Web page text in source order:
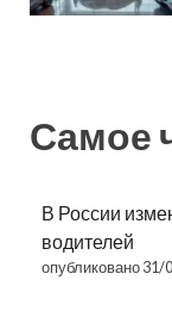
Самое
В России
водителей
опубликовано 31/